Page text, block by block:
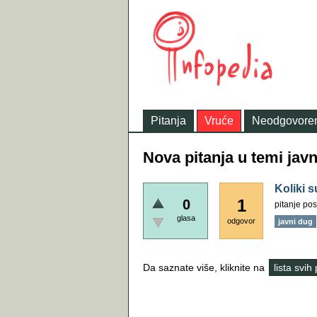
Pitanja Vruće
Nova pitanja u temi
0
glasa
1
odgovor
Koliki
pitanje
javni dug
Da saznate više, kliknite na lista svih